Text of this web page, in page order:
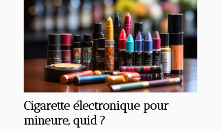
Cigarette électronique pour
mineure, quid ?